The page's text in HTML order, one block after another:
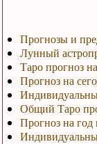
Прогнозы и
Лунный
Таро прогноз
Прогноз на
Общий Таро
Прогноз на год